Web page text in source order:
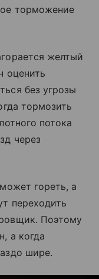
торможение
желтый
оценить
без угрозы
тормозить
потока
через
гореть, а
переходить
Поэтому
а когда
шире.